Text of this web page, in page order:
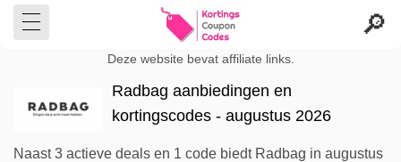
Deze website bevat affiliate links.
Radbag aanbiedingen en
kortingscodes - augustus 2026
Naast 3 actieve deals en 1 code biedt Radbag in augustus